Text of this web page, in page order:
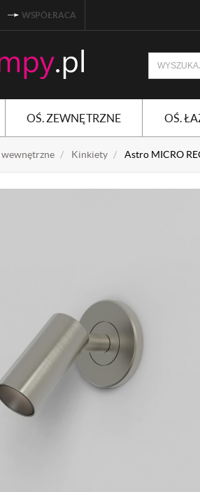
WSPÓŁRACA
OŚ. ZEWNĘTRZNE OŚ.
Kinkiety Astro MICRO